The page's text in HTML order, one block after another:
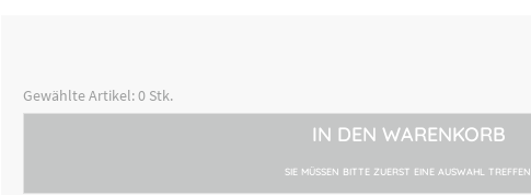
5000248092
Gewählte Artikel:0 Stk.
IN DEN WARENKORB
SIE MÜSSEN BITTE ZUERST EINE AUSWAHL TREFFEN.